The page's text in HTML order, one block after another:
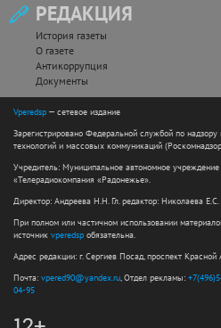
РЕДАКЦИЯ
История газеты
О газете
Антикоррупция
Документы
Vperedsp — сетевое издание
Зарегистрировано Федеральной службой по
технологий и массовых коммуникаций
Учредитель: Муниципальное автономное
«Телерадиокомпания «Радонежье».
Директор: Андреева Н.Н. Гл. редактор: Николаева Е.С.
При полном или частичном использовании
источник vperedsp обязательна.
Адрес редакции: г. Сергиев Посад, проспект Красной
Почта: vpered90@yandex.ru, Отдел рекламы:
04-95